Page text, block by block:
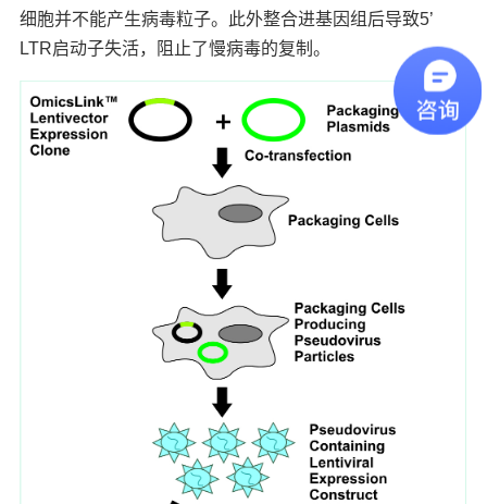
细胞并不能产生病毒粒子。此外整合进基因组后导致5’
LTR启动子失活，阻止了慢病毒的复制。